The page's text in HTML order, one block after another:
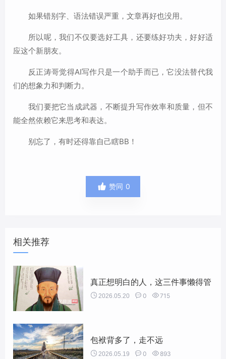
如果错别字、语法错误严重，文章再好也没用。
所以呢，我们不仅要选好工具，还要练好功夫，好好适
应这个新朋友。
反正涛哥觉得AI写作只是一个助手而已，它没法替代我
们的想象力和判断力。
我们要把它当成武器，不断提升写作效率和质量，但不
能全然依赖它来思考和表达。
别忘了，有时还得靠自己瞎BB！
 赞同 0
相关推荐
真正想明白的人，这三件事懒得管
 2026.05.20  0 715
包袱背多了，走不远
 2026.05.19  0  893